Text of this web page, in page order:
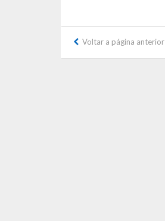
Voltar a página anterior